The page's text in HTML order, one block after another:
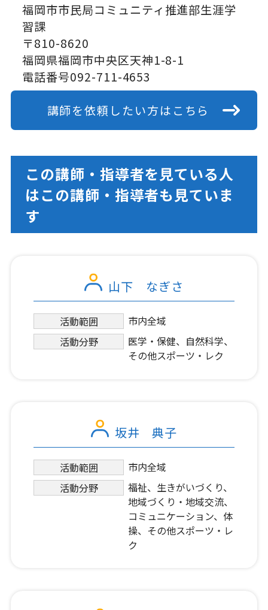
福岡市市民局コミュニティ推進部生涯学
習課
〒810-8620
福岡県福岡市中央区天神1-8-1
電話番号092-711-4653
講師を依頼したい方はこちら
この講師・指導者を見ている人
はこの講師・指導者も見ていま
す
山下 なぎさ
活動範囲
市内全域
活動分野
医学・保健、自然科学、
その他スポーツ・レク
坂井 典子
活動範囲
市内全域
活動分野
福祉、生きがいづくり、
地域づくり・地域交流、
コミュニケーション、体
操、その他スポーツ・レ
ク